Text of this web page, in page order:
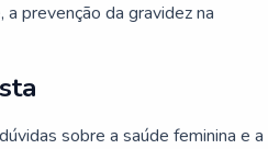
prevenção da gravidez na
sobre a saúde feminina e a